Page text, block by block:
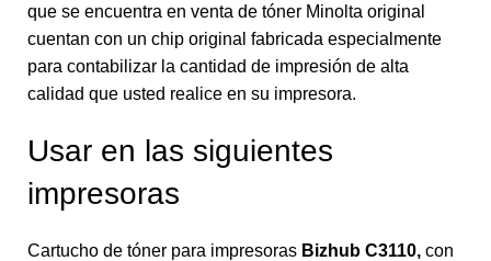
que se encuentra en venta de tóner Minolta original
cuentan con un chip original fabricada especialmente
para contabilizar la cantidad de impresión de alta
calidad que usted realice en su impresora.
Usar en las siguientes
impresoras
Cartucho de tóner para impresoras Bizhub C3110, con